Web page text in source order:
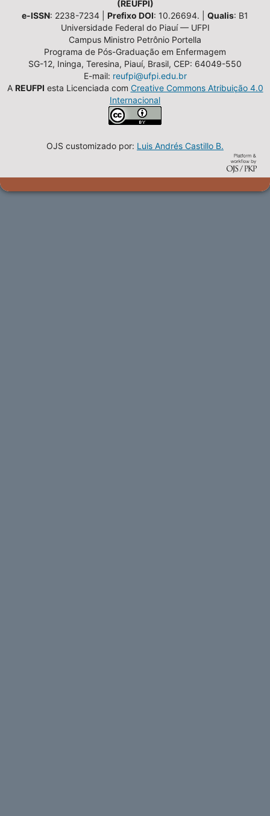
(REUFPI)
e-ISSN: 2238-7234 | Prefixo DOI: 10.26694. | Qualis: B1
Universidade Federal do Piauí — UFPI
Campus Ministro Petrônio Portella
Programa de Pós-Graduação em Enfermagem
SG-12, Ininga, Teresina, Piauí, Brasil, CEP: 64049-550
E-mail: reufpi@ufpi.edu.br
A REUFPI esta Licenciada com Creative Commons Atribuição 4.0
Internacional
OJS customizado por: Luis Andrés Castillo B.